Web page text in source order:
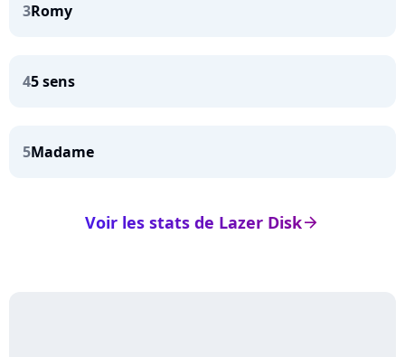
3Romy
45 sens
5Madame
arrow_right
Voir les stats de Lazer Disk